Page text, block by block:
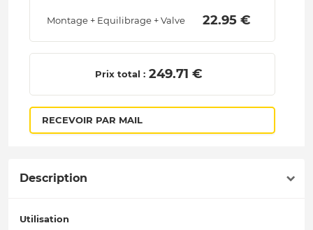
Montage + Equilibrage + Valve 22.95 €
Prix total : 249.71 €
RECEVOIR PAR MAIL
Description
Utilisation